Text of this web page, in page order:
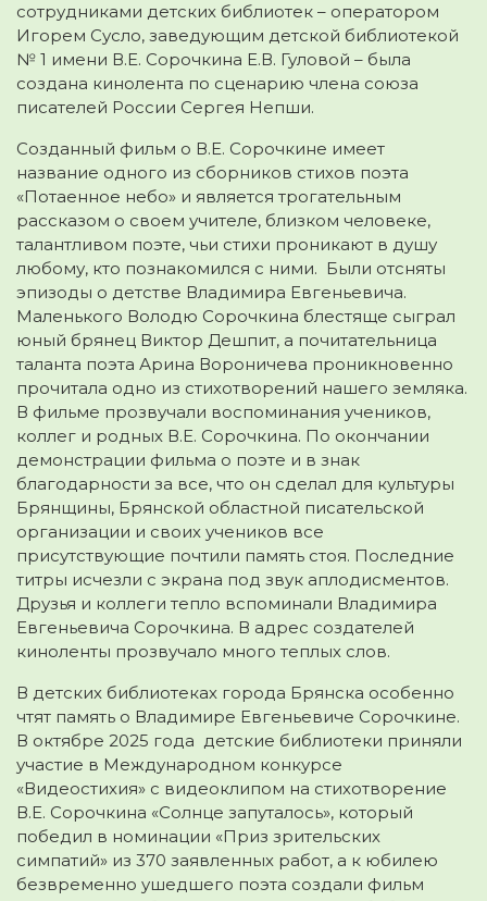
сотрудниками детских библиотек – оператором
Игорем Сусло, заведующим детской библиотекой
№ 1 имени В.Е. Сорочкина Е.В. Гуловой – была
создана кинолента по сценарию члена союза
писателей России Сергея Непши.
Созданный фильм о В.Е. Сорочкине имеет
название одного из сборников стихов поэта
«Потаенное небо» и является трогательным
рассказом о своем учителе, близком человеке,
талантливом поэте, чьи стихи проникают в душу
любому, кто познакомился с ними. Были отсняты
эпизоды о детстве Владимира Евгеньевича.
Маленького Володю Сорочкина блестяще сыграл
юный брянец Виктор Дешпит, а почитательница
таланта поэта Арина Вороничева проникновенно
прочитала одно из стихотворений нашего земляка.
В фильме прозвучали воспоминания учеников,
коллег и родных В.Е. Сорочкина. По окончании
демонстрации фильма о поэте и в знак
благодарности за все, что он сделал для культуры
Брянщины, Брянской областной писательской
организации и своих учеников все
присутствующие почтили память стоя. Последние
титры исчезли с экрана под звук аплодисментов.
Друзья и коллеги тепло вспоминали Владимира
Евгеньевича Сорочкина. В адрес создателей
киноленты прозвучало много теплых слов.
В детских библиотеках города Брянска особенно
чтят память о Владимире Евгеньевиче Сорочкине.
В октябре 2025 года детские библиотеки приняли
участие в Международном конкурсе
«Видеостихия» с видеоклипом на стихотворение
В.Е. Сорочкина «Солнце запуталось», который
победил в номинации «Приз зрительских
симпатий» из 370 заявленных работ, а к юбилею
безвременно ушедшего поэта создали фильм